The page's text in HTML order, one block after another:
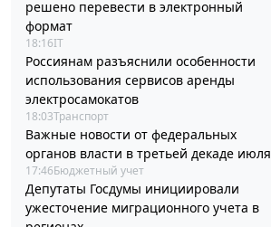
решено перевести в электронный
формат
18:16IT
Россиянам разъяснили особенности
использования сервисов аренды
электросамокатов
18:03Транспорт
Важные новости от федеральных
органов власти в третьей декаде июля
17:46Бюджетный учет
Депутаты Госдумы инициировали
ужесточение миграционного учета в